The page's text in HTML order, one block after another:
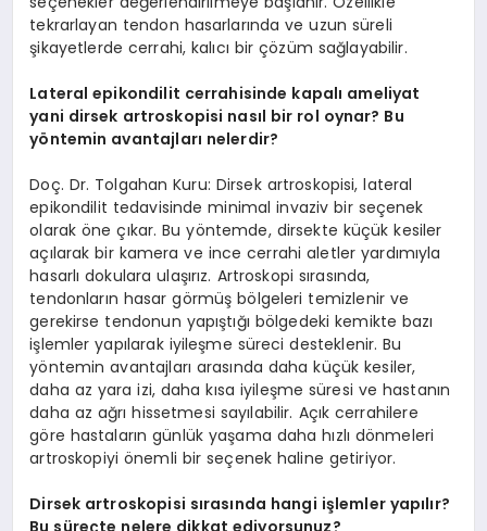
tekrarlayan tendon hasarlarında ve uzun süreli
şikayetlerde cerrahi, kalıcı bir çözüm sağlayabilir.
Lateral epikondilit cerrahisinde kapalı ameliyat
yani dirsek artroskopisi nasıl bir rol oynar? Bu
yöntemin avantajları nelerdir?
Doç. Dr. Tolgahan Kuru: Dirsek artroskopisi, lateral
epikondilit tedavisinde minimal invaziv bir seçenek
olarak öne çıkar. Bu yöntemde, dirsekte küçük kesiler
açılarak bir kamera ve ince cerrahi aletler yardımıyla
hasarlı dokulara ulaşırız. Artroskopi sırasında,
tendonların hasar görmüş bölgeleri temizlenir ve
gerekirse tendonun yapıştığı bölgedeki kemikte bazı
işlemler yapılarak iyileşme süreci desteklenir. Bu
yöntemin avantajları arasında daha küçük kesiler,
daha az yara izi, daha kısa iyileşme süresi ve hastanın
daha az ağrı hissetmesi sayılabilir. Açık cerrahilere
göre hastaların günlük yaşama daha hızlı dönmeleri
artroskopiyi önemli bir seçenek haline getiriyor.
Dirsek artroskopisi sırasında hangi işlemler yapılır?